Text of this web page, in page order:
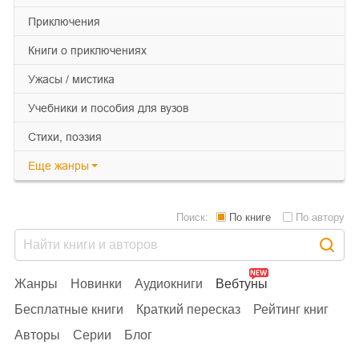
приключения
книги о приключениях
ужасы / мистика
учебники и пособия для вузов
cтихи, поэзия
Еще жанры
Жанры Новинки Аудиокниги
Вебтуны
Бесплатные книги
Краткий пересказ
Рейтинг книг
Авторы
Серии Блог
Поиск: По книге По автору